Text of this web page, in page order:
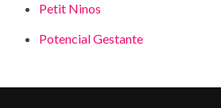
Petit Ninos
Potencial Gestante